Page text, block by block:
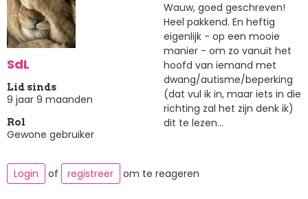
SdL
Lid sinds
9 jaar 9 maanden
Rol
Gewone gebruiker
Wauw, goed geschreven!
Heel pakkend. En heftig
eigenlijk - op een mooie
manier - om zo vanuit het
hoofd van iemand met
dwang/autisme/beperking
(dat vul ik in, maar iets in die
richting zal het zijn denk ik)
dit te lezen...
Login of registreer om te reageren